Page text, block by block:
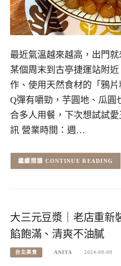
最近氣溫越來越高，出門就
某個周末到古亭捷運站附
作、使用天然食材的「鴉
Q彈有嚼勁，芋圓地、瓜圓
合多人用餐，下次想試試
訊 營業時間：週…
CONTINUE READING
大三元豆漿｜老店重新
餡飽滿、清爽不油膩
台北美食 ANITA 2024-09-09